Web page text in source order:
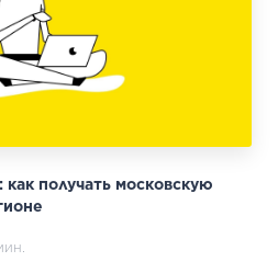
получать московскую